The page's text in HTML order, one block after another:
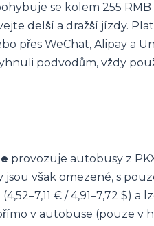
se kolem 255
delší a dražší jízdy.
přes WeChat, Alipay a
podvodům, vždy
provozuje autobusy z
však omezené, s
€ / 4,91–7,72 $)
v autobuse (pouze v